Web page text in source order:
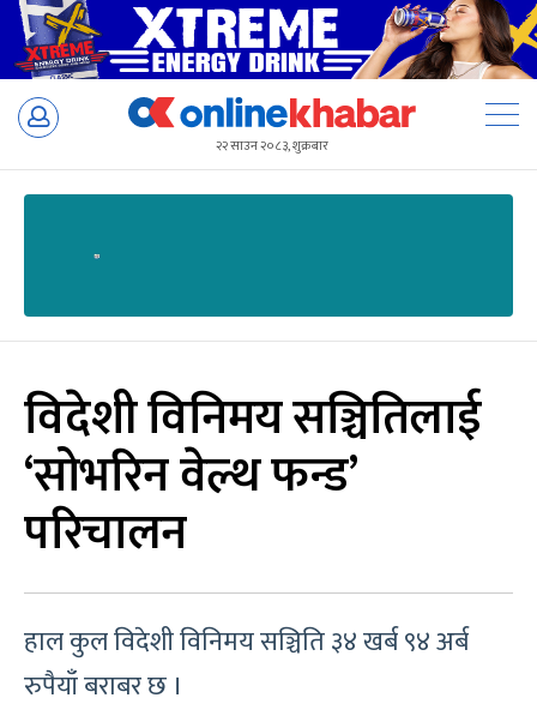
Skip
२२ साउन २०८३, शुक्रबार
विदेशी विनिमय सञ्चितिलाई
‘सोभरिन वेल्थ फन्ड’
परिचालन
हाल कुल विदेशी विनिमय सञ्चिति ३४ खर्ब ९४ अर्ब
रुपैयाँ बराबर छ ।